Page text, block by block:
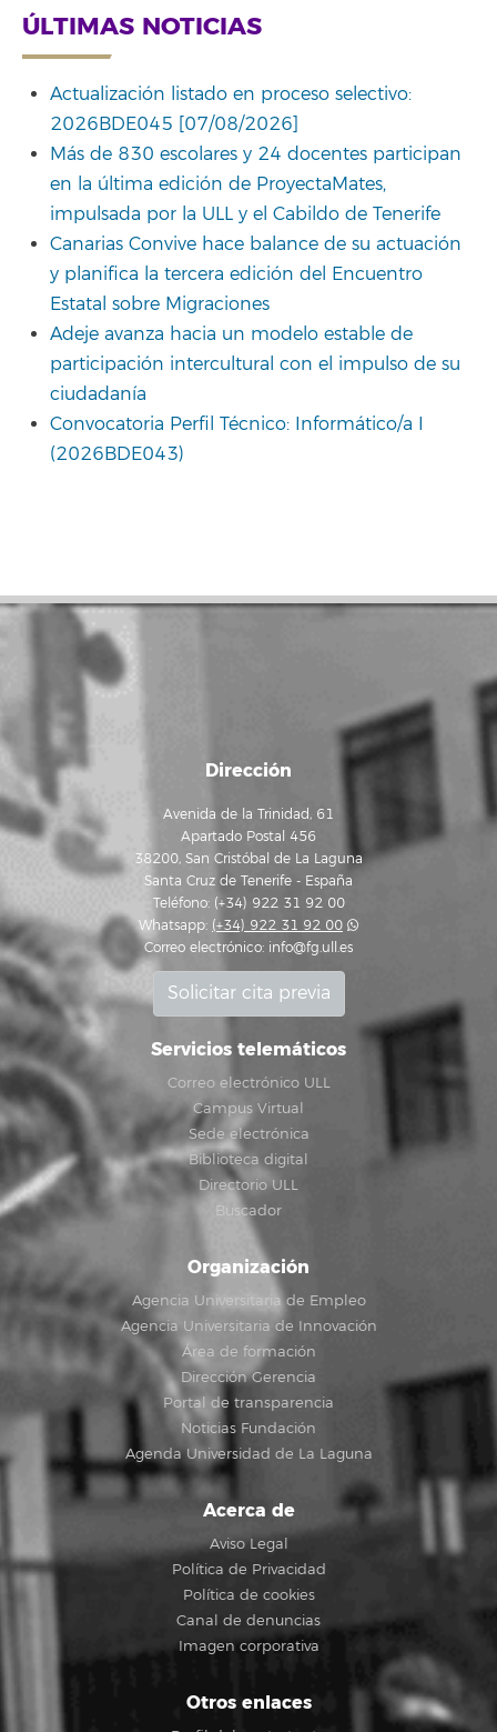
ÚLTIMAS NOTICIAS
Actualización listado en proceso selectivo:
2026BDE045 [07/08/2026]
Más de 830 escolares y 24 docentes participan
en la última edición de ProyectaMates,
impulsada por la ULL y el Cabildo de Tenerife
Canarias Convive hace balance de su actuación
y planifica la tercera edición del Encuentro
Estatal sobre Migraciones
Adeje avanza hacia un modelo estable de
participación intercultural con el impulso de su
ciudadanía
Convocatoria Perfil Técnico: Informático/a I
(2026BDE043)
Dirección
Avenida de la Trinidad, 61
Apartado Postal 456
38200, San Cristóbal de La Laguna
Santa Cruz de Tenerife - España
Teléfono: (+34) 922 31 92 00
Whatsapp: (+34) 922 31 92 00
Correo electrónico: info@fg.ull.es
Solicitar cita previa
Servicios telemáticos
Correo electrónico ULL
Campus Virtual
Sede electrónica
Biblioteca digital
Directorio ULL
Buscador
Organización
Agencia Universitaria de Empleo
Agencia Universitaria de Innovación
Área de formación
Dirección Gerencia
Portal de transparencia
Noticias Fundación
Agenda Universidad de La Laguna
Acerca de
Aviso Legal
Política de Privacidad
Política de cookies
Canal de denuncias
Imagen corporativa
Otros enlaces